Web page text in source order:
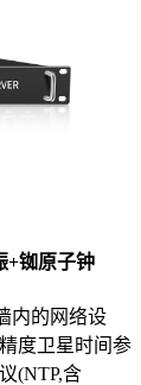
+铷原子钟
内的网络设
度卫星时间参
(NTP,含